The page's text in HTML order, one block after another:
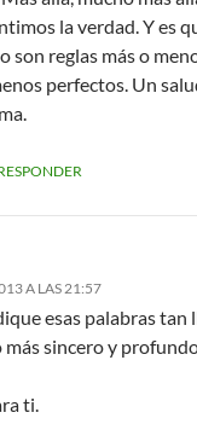
la verdad. Y es
son reglas más o
perfectos. Un
A LAS 21:57
esas palabras tan
más sincero y
ti.